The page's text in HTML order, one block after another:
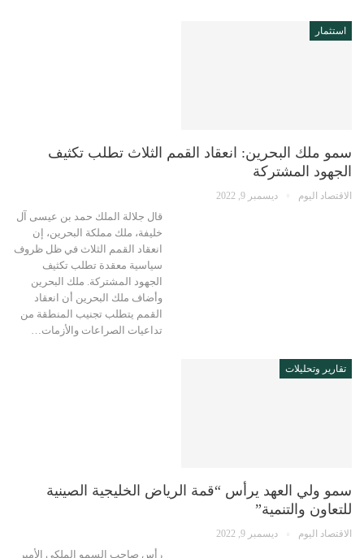
استثمار
سمو ملك البحرين: انعقاد القمم الثلاث تطلب تكثيف
الجهود المشتركة
الاقتصاد اليوم ديسمبر 9, 2022
قال جلالة الملك حمد بن عيسى آل
خليفة، ملك مملكة البحرين، إن
انعقاد القمم الثلاث في ظل ظروف
سياسية معقدة تطلب تكثيف
الجهود المشتركة. ملك البحرين
وأضاف ملك البحرين أن انعقاد
القمم يتطلب تجنيب المنطقة من
تداعيات الصراعات والأزمات…
تقارير وتحليلات
سمو ولي العهد يرأس “قمة الرياض الخليجية الصينية
للتعاون والتنمية”
الاقتصاد اليوم ديسمبر 9, 2022
رأس صاحب السمو الملكي الأمير